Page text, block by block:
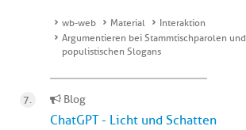
wb-web Material
Interaktion
Argumentieren bei Stammtischparolen und
populistischen Slogans
Blog
ChatGPT - Licht und Schatten